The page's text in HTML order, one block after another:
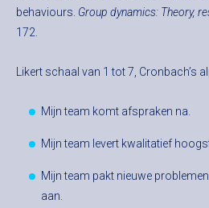
behaviours. Group dynamics: Theory,
172.
Likert schaal van 1 tot 7, Cronbach’s
Mijn team komt afspraken na.
Mijn team levert kwalitatief
Mijn team pakt nieuwe
aan.